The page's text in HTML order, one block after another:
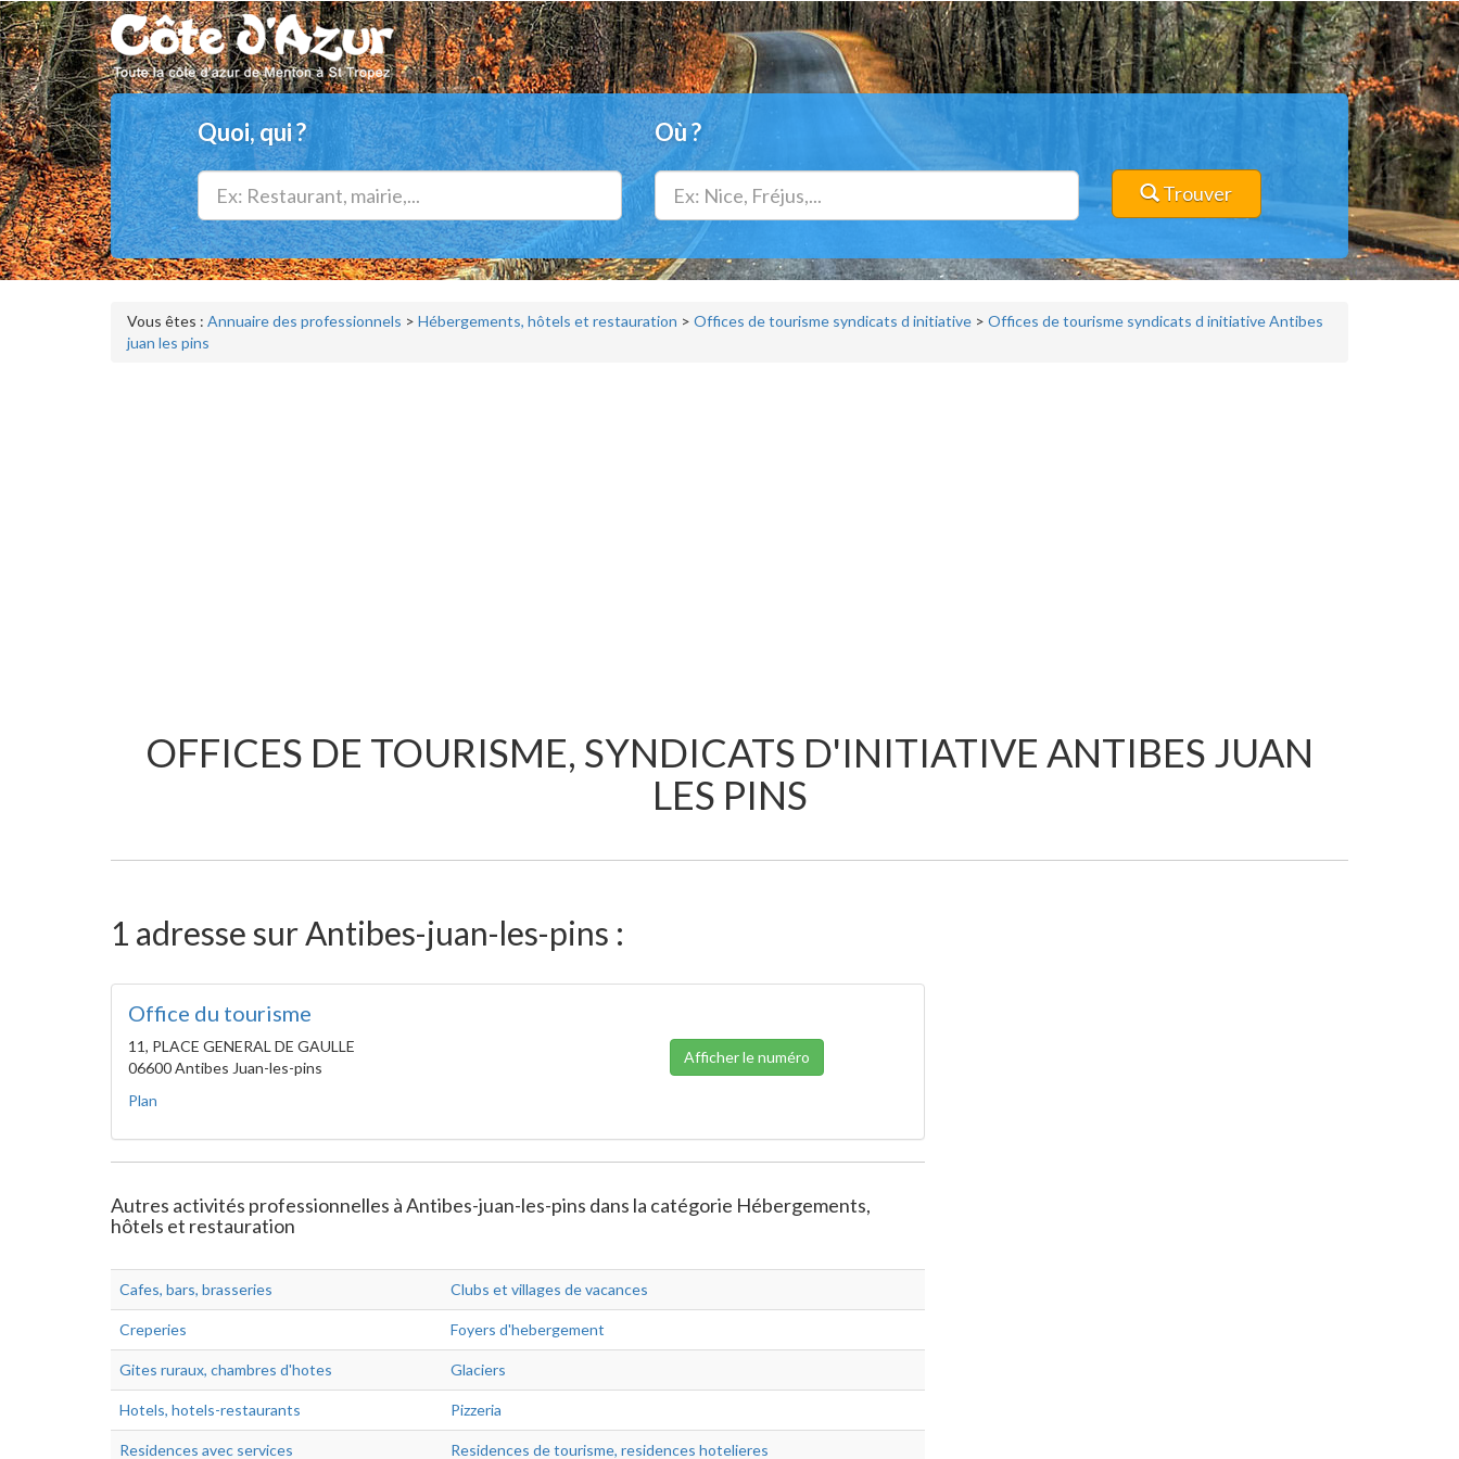
Quoi, qui ? Où ?
Trouver
Vous êtes : Annuaire des professionnels > Hébergements, hôtels et restauration > Offices de tourisme syndicats d initiative > Offices de tourisme syndicats d initiative Antibes
juan les pins
OFFICES DE TOURISME, SYNDICATS D'INITIATIVE ANTIBES JUAN
LES PINS
1 adresse sur Antibes-juan-les-pins :
Office du tourisme
11, PLACE GENERAL DE GAULLE
06600 Antibes Juan-les-pins
Plan
Afficher le numéro
Autres activités professionnelles à Antibes-juan-les-pins dans la catégorie Hébergements,
hôtels et restauration
Cafes, bars, brasseries Clubs et villages de vacances
Creperies Foyers d'hebergement
Gites ruraux, chambres d'hotes Glaciers
Hotels, hotels-restaurants Pizzeria
Residences avec services Residences de tourisme, residences hotelieres